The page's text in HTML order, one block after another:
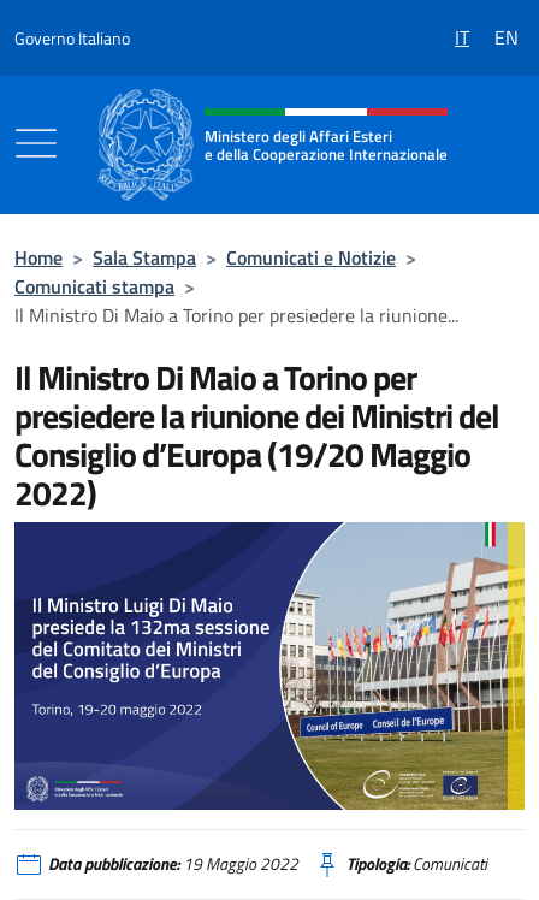
Governo Italiano IT EN
Intestazione sito, social e menù
Ministero degli Affari Esteri
e della Cooperazione Internazionale
Home > Sala Stampa > Comunicati e Notizie >
Comunicati stampa >
Il Ministro Di Maio a Torino per presiedere la riunione...
Il Ministro Di Maio a Torino per
presiedere la riunione dei Ministri del
Consiglio d’Europa (19/20 Maggio
2022)
Il Ministro Luigi Di Maio presiede la 132ma sessione del Comitato dei
Data pubblicazione:19 Maggio 2022 Tipologia:Comunicati